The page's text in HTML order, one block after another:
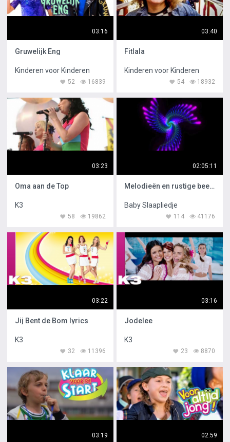
03:16
Gruwelijk Eng
Kinderen voor Kinderen
16839
52
03:40
Fitlala
Kinderen voor Kinderen
18932
54
03:23
Oma aan de Top
K3
19862
58
02:05:11
Melodieën en rustige beelden
Baby Slaapliedje
41176
114
03:22
Jij Bent de Bom lyrics
K3
11396
32
03:16
Jodelee
K3
8870
23
03:19 02:59